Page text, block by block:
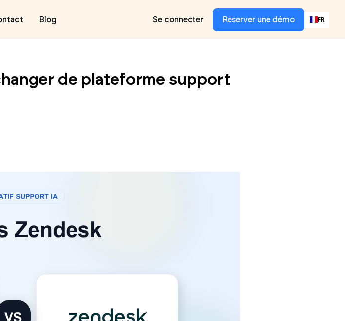
Blog Se connecter Réserver une démo FR
de plateforme support